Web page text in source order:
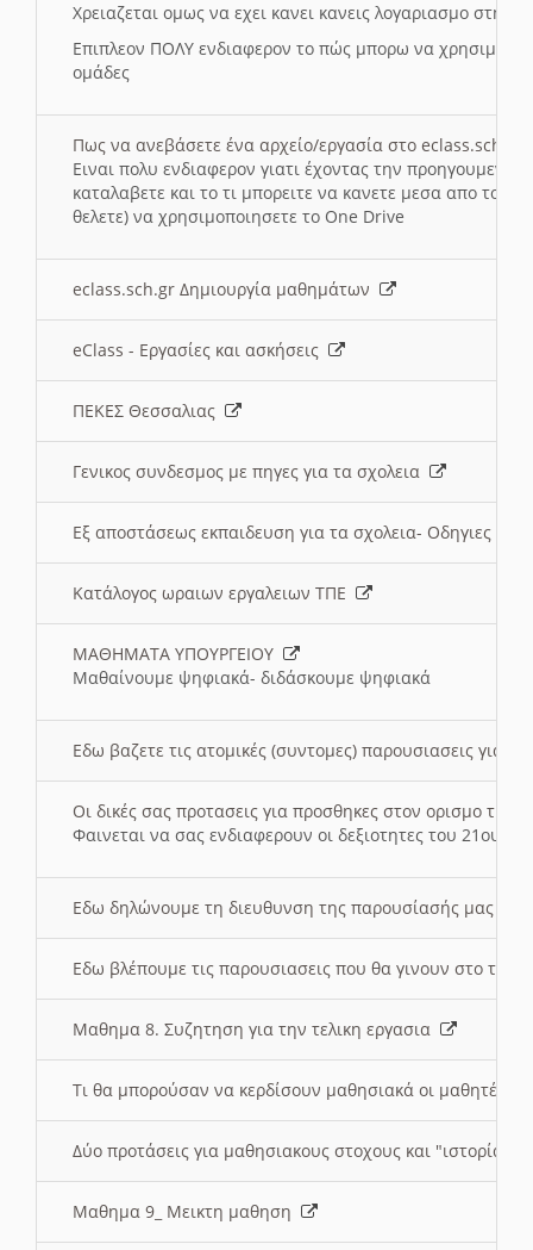
Χρειαζεται ομως να εχει κανει κανεις λογαριασμο στη
Επιπλεον ΠΟΛΥ ενδιαφερον το πώς μπορω να
ομάδες
Πως να ανεβάσετε ένα αρχείο/εργασία στο eclass.sch.gr
Ειναι πολυ ενδιαφερον γιατι έχοντας την
καταλαβετε και το τι μπορειτε να κανετε μεσα απο το
θελετε) να χρησιμοποιησετε το One Drive
eclass.sch.gr Δημιουργία μαθημάτων
eClass - Εργασίες και ασκήσεις
ΠΕΚΕΣ Θεσσαλιας
Γενικος συνδεσμος με πηγες για τα σχολεια
Εξ αποστάσεως εκπαιδευση για τα σχολεια- Οδηγιες
Κατάλογος ωραιων εργαλειων ΤΠΕ
ΜΑΘΗΜΑΤΑ ΥΠΟΥΡΓΕΙΟΥ
Μαθαίνουμε ψηφιακά- διδάσκουμε ψηφιακά
Εδω βαζετε τις ατομικές (συντομες) παρουσιασεις για
Οι δικές σας προτασεις για προσθηκες στον ορισμο
Φαινεται να σας ενδιαφερουν οι δεξιοτητες του 21ου
Εδω δηλώνουμε τη διευθυνση της παρουσίασής μας
Εδω βλέπουμε τις παρουσιασεις που θα γινουν στο
Μαθημα 8. Συζητηση για την τελικη εργασια
Τι θα μπορούσαν να κερδίσουν μαθησιακά οι μαθητές/
Δύο προτάσεις για μαθησιακους στοχους και "ιστορία"
Μαθημα 9_ Μεικτη μαθηση